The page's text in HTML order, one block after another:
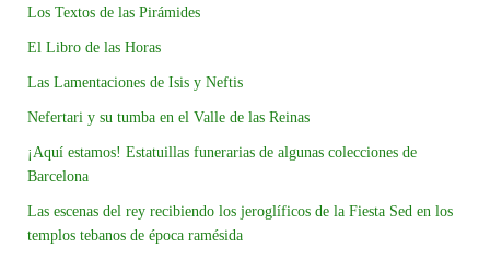
Los Textos de las Pirámides
El Libro de las Horas
Las Lamentaciones de Isis y Neftis
Nefertari y su tumba en el Valle de las Reinas
¡Aquí estamos! Estatuillas funerarias de algunas colecciones de
Barcelona
Las escenas del rey recibiendo los jeroglíficos de la Fiesta Sed en los
templos tebanos de época ramésida